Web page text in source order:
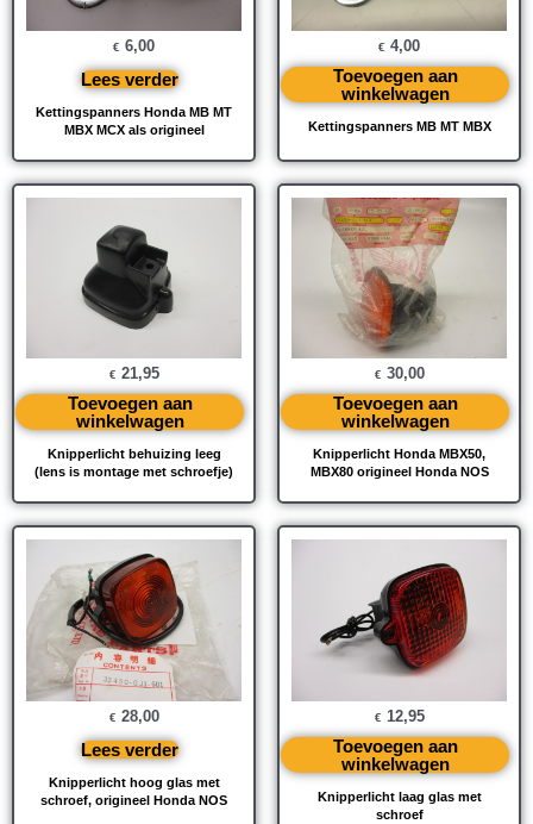
Kettingspanners Honda MB MT
MBX MCX als origineel
€ 6,00
Lees verder
Kettingspanners MB MT MBX
€ 4,00
Toevoegen aan
winkelwagen
Knipperlicht behuizing leeg
(lens is montage met schroefje)
€ 21,95
Toevoegen aan
winkelwagen
Knipperlicht Honda MBX50,
MBX80 origineel Honda NOS
€ 30,00
Toevoegen aan
winkelwagen
Knipperlicht hoog glas met
schroef, origineel Honda NOS
€ 28,00
Lees verder
Knipperlicht laag glas met
schroef
€ 12,95
Toevoegen aan
winkelwagen